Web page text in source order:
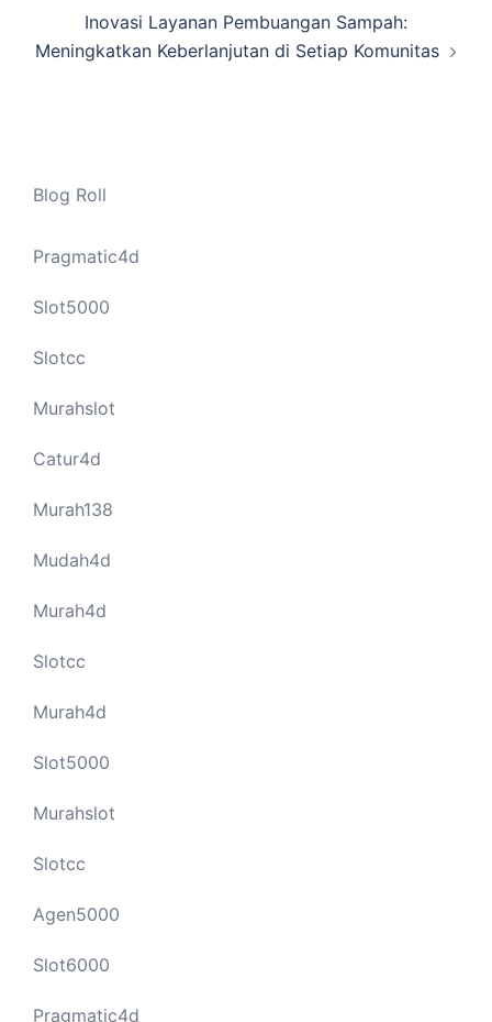
Inovasi Layanan Pembuangan Sampah:
Meningkatkan Keberlanjutan di Setiap Komunitas
Blog Roll
Pragmatic4d
Slot5000
Slotcc
Murahslot
Catur4d
Murah138
Mudah4d
Murah4d
Slotcc
Murah4d
Slot5000
Murahslot
Slotcc
Agen5000
Slot6000
Pragmatic4d